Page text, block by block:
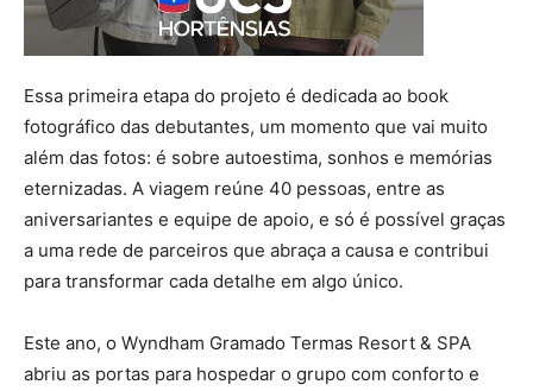
Essa primeira etapa do projeto é dedicada ao book
fotográfico das debutantes, um momento que vai muito
além das fotos: é sobre autoestima, sonhos e memórias
eternizadas. A viagem reúne 40 pessoas, entre as
aniversariantes e equipe de apoio, e só é possível graças
a uma rede de parceiros que abraça a causa e contribui
para transformar cada detalhe em algo único.
Este ano, o Wyndham Gramado Termas Resort & SPA
abriu as portas para hospedar o grupo com conforto e